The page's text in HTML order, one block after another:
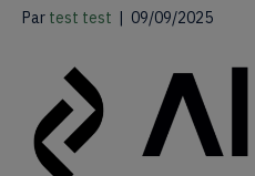
Par test test 09/09/2025